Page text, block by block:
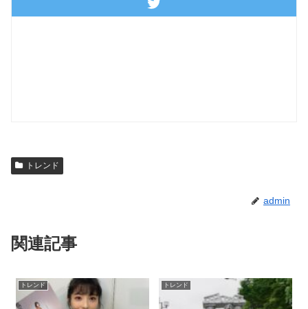
トレンド
admin
関連記事
トレンド トレンド